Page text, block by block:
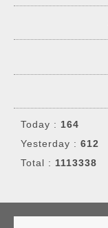
Today : 164
Yesterday : 612
Total : 1113338